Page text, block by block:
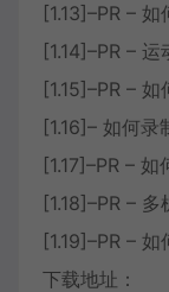
[1.13]–PR –
[1.14]–PR –
[1.15]–PR –
[1.16]– 如何
[1.17]–PR –
[1.18]–PR –
[1.19]–PR –
下载地址：